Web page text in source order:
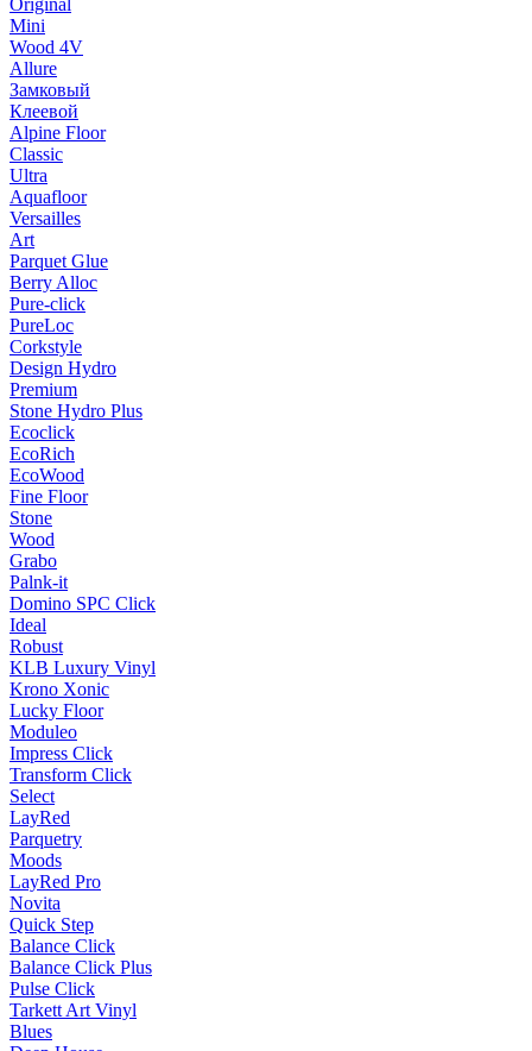
Original
Mini
Wood 4V
Allure
Замковый
Клеевой
Alpine Floor
Classic
Ultra
Aquafloor
Versailles
Art
Parquet Glue
Berry Alloc
Pure-click
PureLoc
Corkstyle
Design Hydro
Premium
Stone Hydro Plus
Ecoclick
EcoRich
EcoWood
Fine Floor
Stone
Wood
Grabo
Palnk-it
Domino SPC Click
Ideal
Robust
KLB Luxury Vinyl
Krono Xonic
Lucky Floor
Moduleo
Impress Click
Transform Click
Select
LayRed
Parquetry
Moods
LayRed Pro
Novita
Quick Step
Balance Click
Balance Click Plus
Pulse Click
Tarkett Art Vinyl
Blues